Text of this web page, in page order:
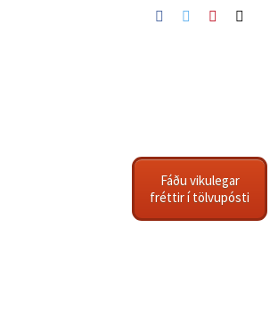
Facebook
TwitterPinterest
Fáðu vikulegar
fréttir í tölvupósti